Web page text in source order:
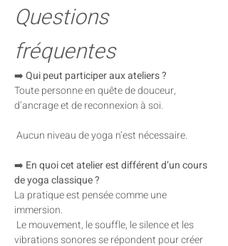
Questions
fréquentes
➡️ Qui peut participer aux ateliers ?
Toute personne en quête de douceur,
d’ancrage et de reconnexion à soi.
Aucun niveau de yoga n’est nécessaire.
➡️ En quoi cet atelier est différent d’un cours
de yoga classique ?
La pratique est pensée comme une
immersion.
Le mouvement, le souffle, le silence et les
vibrations sonores se répondent pour créer